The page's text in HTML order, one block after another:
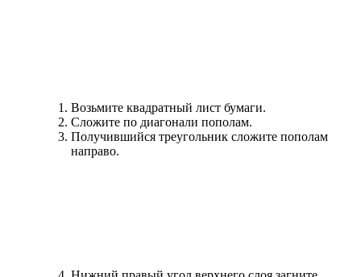
Возьмите квадратный лист бумаги.
Сложите по диагонали пополам.
Получившийся треугольник сложите пополам
направо.